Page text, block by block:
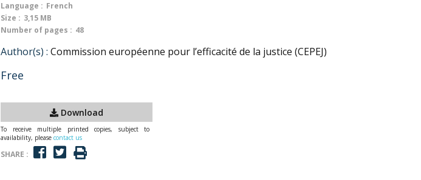
Language : French
Size : 3,15 MB
Number of pages : 48
Author(s) : Commission européenne pour l’efficacité de la justice (CEPEJ)
Free
Download
To receive multiple printed copies, subject to
availability, please contact us
SHARE :